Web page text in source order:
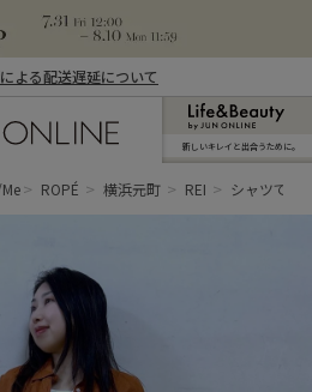
よる配送遅延について
新しいキレイと出合うために。
ROPÉ 横浜元町 REI シャツで抜